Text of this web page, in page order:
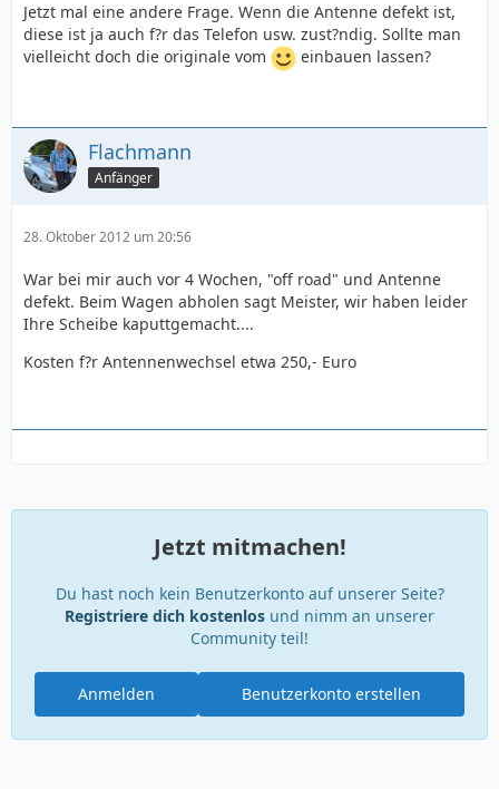
Jetzt mal eine andere Frage. Wenn die Antenne defekt ist,
diese ist ja auch f?r das Telefon usw. zust?ndig. Sollte man
vielleicht doch die originale vom
einbauen lassen?
Flachmann
Anfänger
28. Oktober 2012 um 20:56
War bei mir auch vor 4 Wochen, "off road" und Antenne
defekt. Beim Wagen abholen sagt Meister, wir haben leider
Ihre Scheibe kaputtgemacht....
Kosten f?r Antennenwechsel etwa 250,- Euro
Jetzt mitmachen!
Du hast noch kein Benutzerkonto auf unserer Seite?
Registriere dich kostenlos und nimm an unserer
Community teil!
Benutzerkonto erstellen
Anmelden